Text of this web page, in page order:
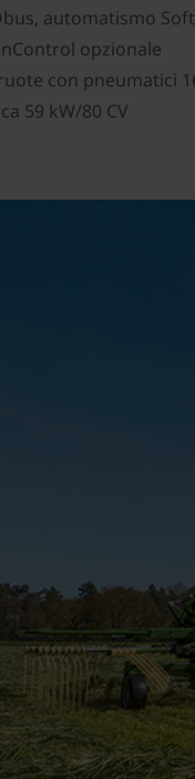
automatismo
opzionale
con pneumatici
59 kW/80 CV